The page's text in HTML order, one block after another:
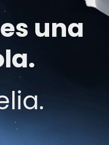
una